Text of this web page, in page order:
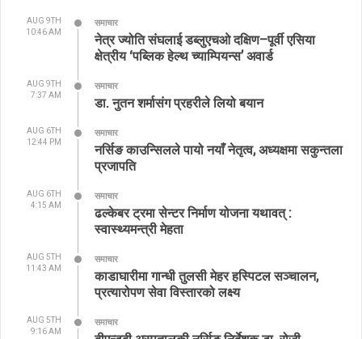
AUG 9TH
10:46 AM
समाचार
नेत्र ज्योति संघलाई डब्लुएचओ दक्षिण–पूर्वी एसिया
क्षेत्रीय ‘पब्लिक हेल्थ च्याम्पियन्स’ अवार्ड
AUG 9TH
7:37 AM
समाचार
डा. नुतन शर्मासंग प्रहरीले लियो बयान
AUG 6TH
12:44 PM
समाचार
नर्सिङ काउन्सिलले पायो नयाँ नेतृत्व, अध्यक्षमा सकुन्तला
प्रजापति
AUG 6TH
4:15 AM
समाचार
ढल्केबर ट्रमा सेन्टर निर्माण योजना यथावत् :
स्वास्थ्यमन्त्री मेहता
AUG 5TH
11:43 AM
समाचार
काडाघारीमा गान्धी तुलसी मेहर हस्पिटल सञ्चालन,
प्रत्यारोपण सेवा विस्तारको लक्ष्य
AUG 5TH
9:16 AM
समाचार